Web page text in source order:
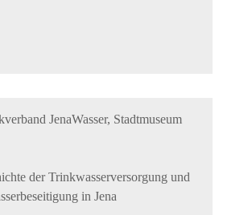
JenaWasser, Stadtmuseum
der Trinkwasserversorgung und
in Jena